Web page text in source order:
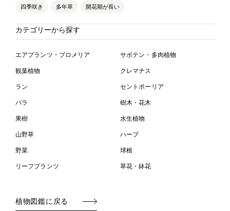
四季咲き 多年草 開花期が長い
カテゴリーから探す
エアプランツ・ブロメリア サボテン・多肉植物
観葉植物 クレマチス
ラン セントポーリア
バラ 樹木・花木
果樹 水生植物
山野草 ハーブ
野菜 球根
リーフプランツ 草花・鉢花
植物図鑑に戻る